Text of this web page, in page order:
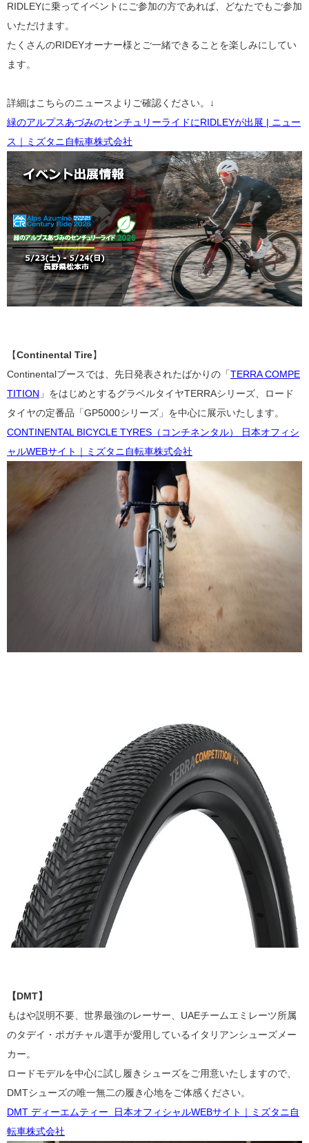
RIDLEYに乗ってイベントにご参加の方であれば、どなたでもご参加
いただけます。
たくさんのRIDEYオーナー様とご一緒できることを楽しみにしてい
ます。
詳細はこちらのニュースよりご確認ください。↓
緑のアルプスあづみのセンチュリーライドにRIDLEYが出展 | ニュー
ス｜ミズタニ自転車株式会社
【Continental Tire】
Continentalブースでは、先日発表されたばかりの「TERRA COMPE
TITION 」をはじめとするグラベルタイヤTERRAシリーズ、ロード
タイヤの定番品「GP5000シリーズ」を中心に展示いたします。
CONTINENTAL BICYCLE TYRES（コンチネンタル） 日本オフィシ
ャルWEBサイト｜ミズタニ自転車株式会社
【DMT】
もはや説明不要、世界最強のレーサー、UAEチームエミレーツ所属
のタデイ・ポガチャル選手が愛用しているイタリアンシューズメー
カー。
ロードモデルを中心に試し履きシューズをご用意いたしますので、
DMTシューズの唯一無二の履き心地をご体感ください。
DMT ディーエムティー 日本オフィシャルWEBサイト｜ミズタニ自
転車株式会社